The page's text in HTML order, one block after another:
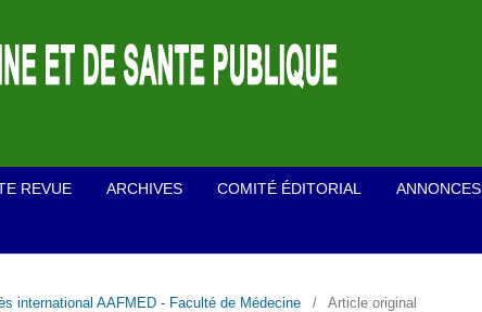
REVUE ARCHIVES COMITÉ ÉDITORIAL ANNONCES
international AAFMED - Faculté de Médecine / Article original